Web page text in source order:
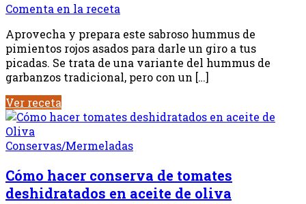
Comenta en la receta
Aprovecha y prepara este sabroso hummus de
pimientos rojos asados para darle un giro a tus
picadas. Se trata de una variante del hummus de
garbanzos tradicional, pero con un […]
Ver receta
Conservas/Mermeladas
Cómo hacer conserva de tomates
deshidratados en aceite de oliva